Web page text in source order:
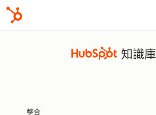
知識庫
整合